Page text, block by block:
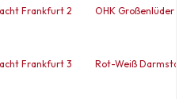
Frankfurt 2 OHK Großenlüder 2
Frankfurt 3 Rot-Weiß